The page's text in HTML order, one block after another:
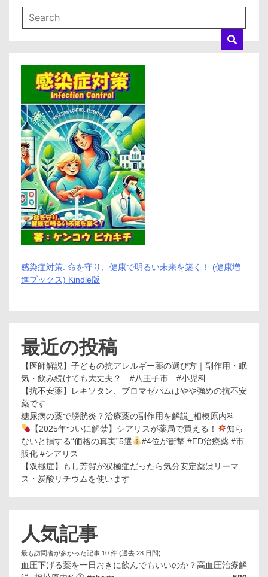
感染症対策: 命を守り、健康で明るい未来を築く！ (健康増
進ブックス) Kindle版
最近の投稿
【医師解説】子どもの抗アレルギー薬の選び方｜副作用・眠
気・飲み続けても大丈夫？ #八王子市 #小児科
【抗不安薬】レキソタン、ブロマゼパムはやや強めの抗不安
薬です
糖尿病の薬で膀胱炎？治療薬の副作用を解説_相模原内科
【2025年ついに解禁】シアリスが薬局で買える！
知ら
ないと損する“価格の真実”5選
#4位が衝撃 #ED治療薬 #市
販化 #シアリス
【双極症】もし芳賀が双極症だったら気分安定薬はリーマ
ス・炭酸リチウムを使います
人気記事
最も訪問者が多かった記事 10 件 (過去 28 日間)
血圧下げる薬を一日おきに飲んでもいいのか？高血圧治療解